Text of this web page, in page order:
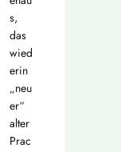
s,
das
wied
erin
„neu
er“
alter
Prac